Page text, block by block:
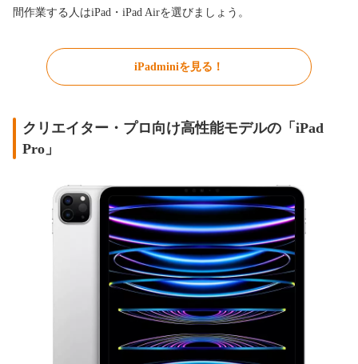
間作業する人はiPad・iPad Airを選びましょう。
iPadminiを見る！
クリエイター・プロ向け高性能モデルの「iPad
Pro」